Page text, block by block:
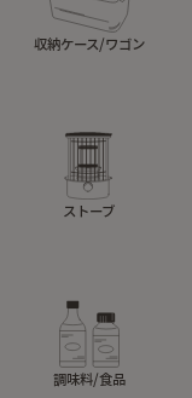
収納ケース/ワゴン
ストーブ
調味料/食品